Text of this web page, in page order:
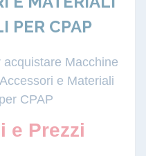
PER CPAP
Macchine
e Materiali
CPAP
e Prezzi